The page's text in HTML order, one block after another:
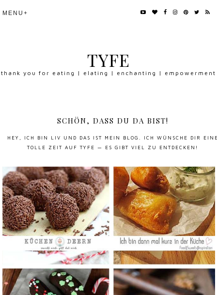
TYFE
thank you for eating | elating | enchanting | empowerment
SCHÖN, DASS DU DA BIST!
HEY, ICH BIN LIV UND DAS IST MEIN BLOG. ICH WÜNSCHE DIR
TOLLE ZEIT AUF TYFE — ES GIBT VIEL ZU ENTDECKEN!